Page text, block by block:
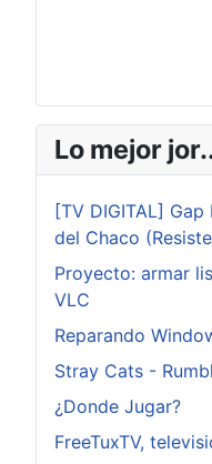
Lo mejor
[TV DIGITAL]
del Chaco
Proyecto: armar
VLC
Reparando
Stray Cats -
¿Donde Jugar?
FreeTuxTV,